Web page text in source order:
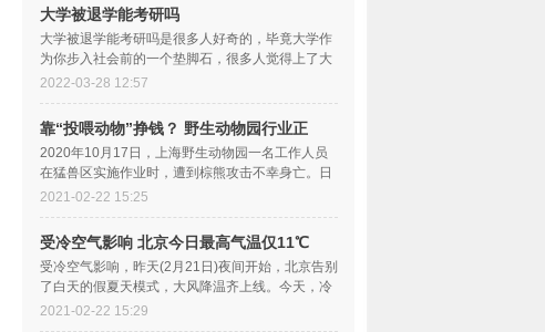
大学被退学能考研吗
大学被退学能考研吗是很多人好奇的，毕竟大学作
为你步入社会前的一个垫脚石，很多人觉得上了大
学就没什么事情了，但是吧如果你严重违反了纪律
2022-03-28 12:57
靠“投喂动物”挣钱？ 野生动物园行业正
在“十字路
2020年10月17日，上海野生动物园一名工作人员
在猛兽区实施作业时，遭到棕熊攻击不幸身亡。日
前，这一事件调查结果公布，9名相关责任人被处
2021-02-22 15:25
受冷空气影响 北京今日最高气温仅11℃
受冷空气影响，昨天(2月21日)夜间开始，北京告别
了白天的假夏天模式，大风降温齐上线。今天，冷
空气带来的影响会更加明显，预计白天的最高
2021-02-22 15:29